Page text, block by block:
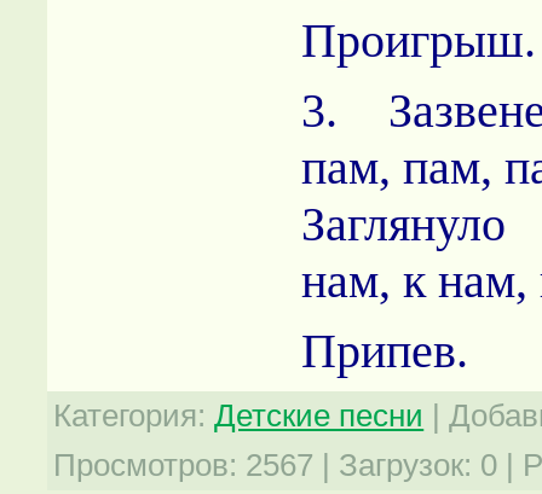
Проигрыш.
3.
пам, пам,
нам, к нам,
Припев.
Категория: Детские песни |
Просмотров: 2567 | Загрузок: 0 |